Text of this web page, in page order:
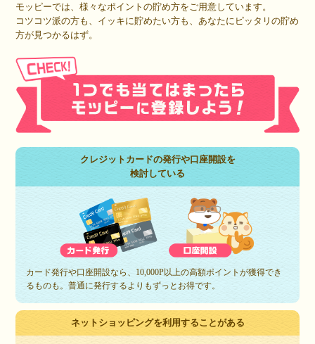
モッピーでは、様々なポイントの貯め方をご用意しています。
コツコツ派の方も、イッキに貯めたい方も、あなたにピッタリの貯め
方が見つかるはず。
クレジットカードの発行や口座開設を
検討している
カード発行や口座開設なら、10,000P以上の高額ポイントが獲得でき
るものも。普通に発行するよりもずっとお得です。
ネットショッピングを利用することがある